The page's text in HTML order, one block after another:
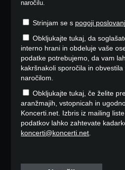
naročilu.
Strinjam se s pogoji
Obkljukajte tukaj, da
interno hrani in obdeluje vaše
podatke potrebujemo, da vam
kakršnakoli sporočila in obvestila
naročilom.
Obkljukajte tukaj, če želite
aranžmajih, vstopnicah in
Koncerti.net. Izbris iz mailing
podatkov lahko zahtevate
koncerti@koncerti.net.